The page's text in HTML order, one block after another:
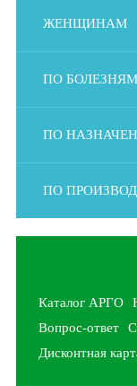
ЖЕНЩИНАМ
ПО БОЛЕЗНЯМ
ПО
ПО
Каталог АРГО
Вопрос-ответ
Дисконтная